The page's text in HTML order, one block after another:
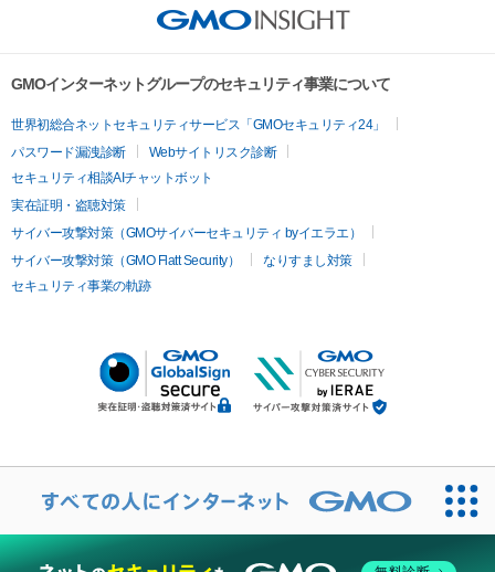
GMOインターネットグループのセキュリティ事業について
世界初総合ネットセキュリティサービス「GMOセキュリティ24」
パスワード漏洩診断
Webサイトリスク診断
セキュリティ相談AIチャットボット
実在証明・盗聴対策
サイバー攻撃対策（GMOサイバーセキュリティ byイエラエ）
サイバー攻撃対策（GMO Flatt Security）
なりすまし対策
セキュリティ事業の軌跡